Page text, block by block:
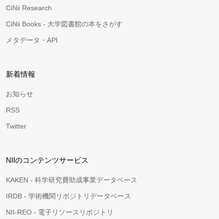
CiNii Research
CiNii Books - 大学図書館の本をさがす
メタデータ・API
新着情報
お知らせ
RSS
Twitter
NIIのコンテンツサービス
KAKEN - 科学研究費助成事業データベース
IRDB - 学術機関リポジトリデータベース
NII-REO - 電子リソースリポジトリ